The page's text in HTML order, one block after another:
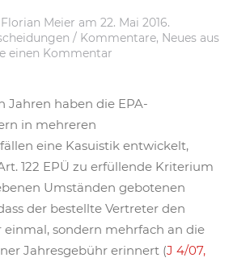
Meier am 22. Mai 2016.
/ Kommentare, Neues aus
einen Kommentar
Jahren haben die EPA-
in mehreren
eine Kasuistik entwickelt,
122 EPÜ zu erfüllende Kriterium
Umständen gebotenen
der bestellte Vertreter den
sondern mehrfach an die
Jahresgebühr erinnert (J 4/07,